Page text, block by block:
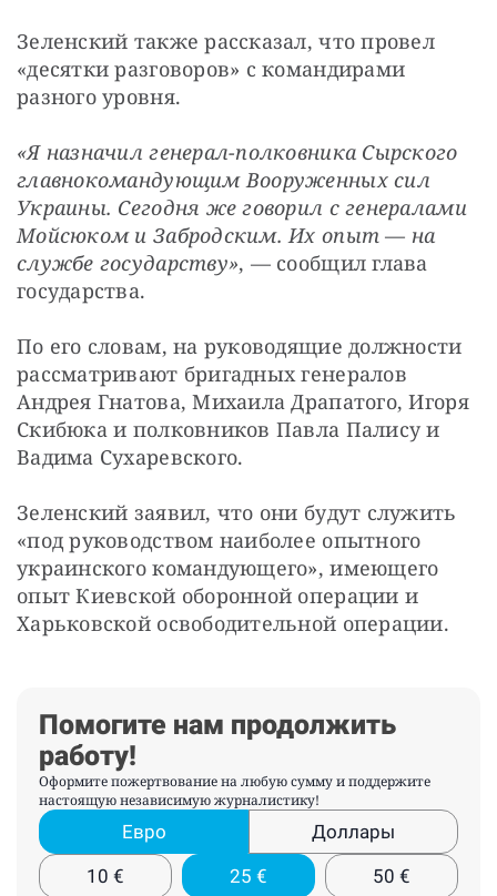
Зеленский также рассказал, что провел
«десятки разговоров» с командирами
разного уровня.
«Я назначил генерал-полковника Сырского
главнокомандующим Вооруженных сил
Украины. Сегодня же говорил с генералами
Мойсюком и Забродским. Их опыт — на
службе государству», — сообщил глава
государства.
По его словам, на руководящие должности
рассматривают бригадных генералов
Андрея Гнатова, Михаила Драпатого, Игоря
Скибюка и полковников Павла Палису и
Вадима Сухаревского.
Зеленский заявил, что они будут служить
«под руководством наиболее опытного
украинского командующего», имеющего
опыт Киевской оборонной операции и
Харьковской освободительной операции.
Помогите нам продолжить
работу!
Оформите пожертвование на любую сумму и поддержите
настоящую независимую журналистику!
Евро
Доллары
10 € 25 € 50 €